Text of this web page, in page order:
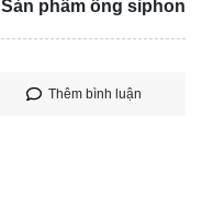
Sản phẩm ống siphon
Thêm bình luận